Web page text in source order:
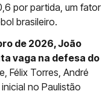
por partida, um fator
brasileiro.
de 2026, João
vaga na defesa do
Félix Torres, André
no Paulistão